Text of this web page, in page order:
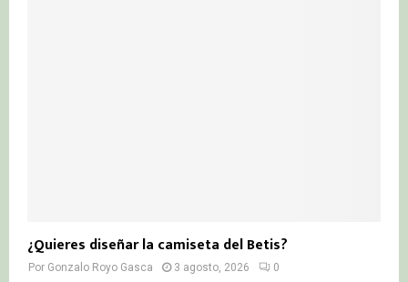
¿Quieres diseñar la camiseta del Betis?
Por Gonzalo Royo Gasca 3 agosto, 2026 0